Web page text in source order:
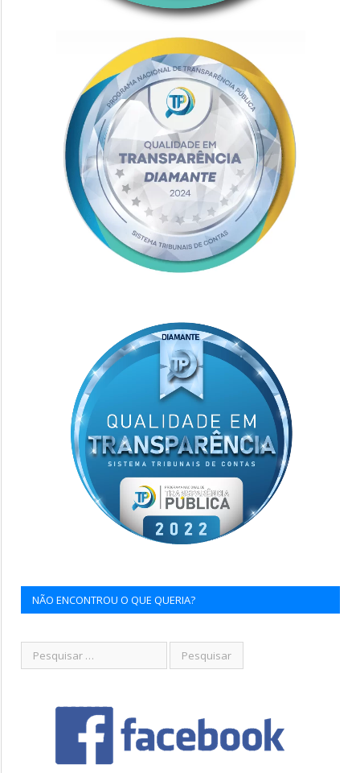
NÃO ENCONTROU O QUE QUERIA?